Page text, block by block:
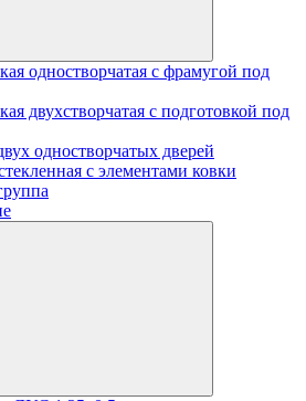
одностворчатая с фрамугой под
двухстворчатая с подготовкой под
одностворчатых дверей
с элементами ковки